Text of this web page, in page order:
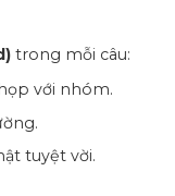
trong mỗi câu:
với nhóm.
tuyệt vời.